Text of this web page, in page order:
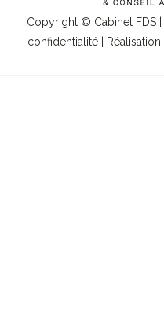
Copyright © Cabinet FDS |
confidentialité| Réalisation